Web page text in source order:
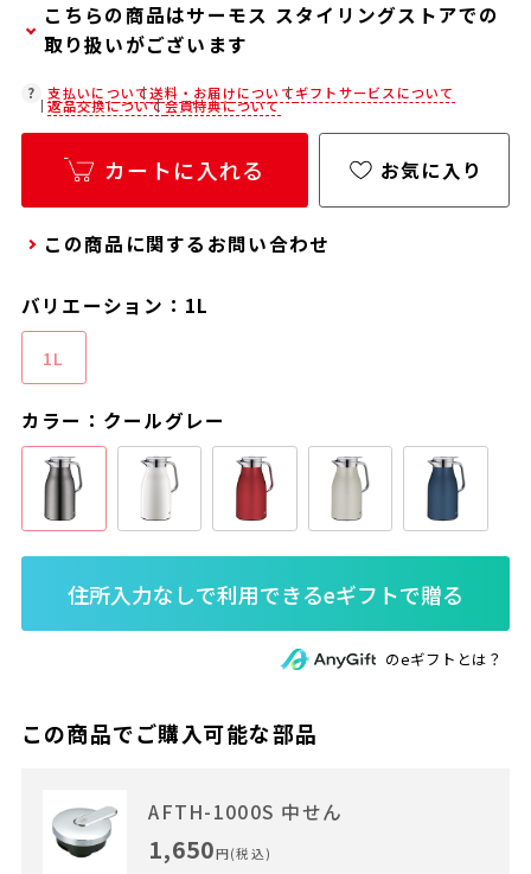
弊社での包装・のしを希望される場合は、商品を
カートに入れた後に「会員限定のし・ラッピング
(330円/個)設定へ」ボタンからお手続きくださ
い。
「包装・のしサービス」には、手提げ袋やギフト
バッグは含まれておりません。手提げ袋やギフト
バッグを希望される場合は、以下よりご購入をお
願いいたします。
こちらの商品はサーモス スタイリングストアでの
取り扱いがございます
在庫状況につきましては、各店舗までお電話にて
ご確認ください。
店舗紹介ページ
支払いについて送料・お届けについてギフトサービスについて
返品交換について会員特典について
カートに入れる お気に入り
この商品に関するお問い合わせ
バリエーション：1L
1L
カラー：クールグレー
のeギフトとは？
この商品でご購入可能な部品
AFTH-1000S 中せん
1,650円(税込)